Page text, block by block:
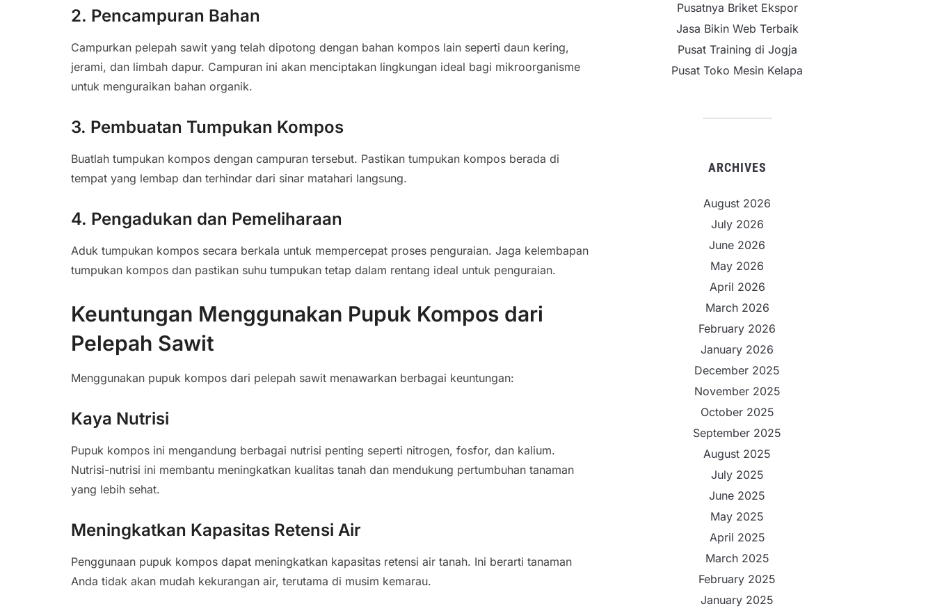
2. Pencampuran Bahan
Campurkan pelepah sawit yang telah dipotong dengan bahan kompos lain seperti daun kering,
jerami, dan limbah dapur. Campuran ini akan menciptakan lingkungan ideal bagi mikroorganisme
untuk menguraikan bahan organik.
3. Pembuatan Tumpukan Kompos
Buatlah tumpukan kompos dengan campuran tersebut. Pastikan tumpukan kompos berada di
tempat yang lembap dan terhindar dari sinar matahari langsung.
4. Pengadukan dan Pemeliharaan
Aduk tumpukan kompos secara berkala untuk mempercepat proses penguraian. Jaga kelembapan
tumpukan kompos dan pastikan suhu tumpukan tetap dalam rentang ideal untuk penguraian.
Keuntungan Menggunakan Pupuk Kompos dari
Pelepah Sawit
Menggunakan pupuk kompos dari pelepah sawit menawarkan berbagai keuntungan:
Kaya Nutrisi
Pupuk kompos ini mengandung berbagai nutrisi penting seperti nitrogen, fosfor, dan kalium.
Nutrisi-nutrisi ini membantu meningkatkan kualitas tanah dan mendukung pertumbuhan tanaman
yang lebih sehat.
Meningkatkan Kapasitas Retensi Air
Penggunaan pupuk kompos dapat meningkatkan kapasitas retensi air tanah. Ini berarti tanaman
Anda tidak akan mudah kekurangan air, terutama di musim kemarau.
Pusatnya Briket Ekspor
Jasa Bikin Web Terbaik
Pusat Training di Jogja
Pusat Toko Mesin Kelapa
ARCHIVES
August 2026
July 2026
June 2026
May 2026
April 2026
March 2026
February 2026
January 2026
December 2025
November 2025
October 2025
September 2025
August 2025
July 2025
June 2025
May 2025
April 2025
March 2025
February 2025
January 2025